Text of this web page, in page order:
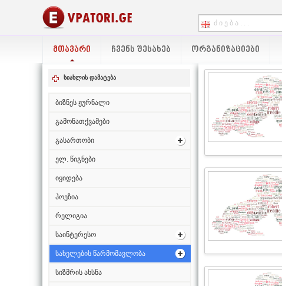
ᲛᲗᲐᲕᲐᲠᲘ ᲩᲕᲔᲜᲡ ᲨᲔᲡᲐᲮᲔᲑ ᲝᲠᲒᲐᲜᲘᲖᲐᲪᲘᲔᲑᲘ
სიახლის დამატება
ბიზნეს ჟურნალი
გამონათქვამები
გასართობი
ელ. წიგნები
იყიდება
პოეზია
რელიგია
საინტერესო
სახელების წარმომავლობა
სიზმრის ახსნა